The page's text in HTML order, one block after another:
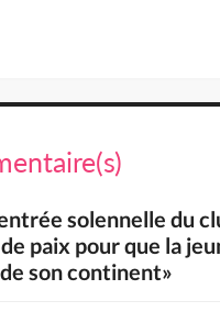
solennelle du
paix pour que la
son continent»